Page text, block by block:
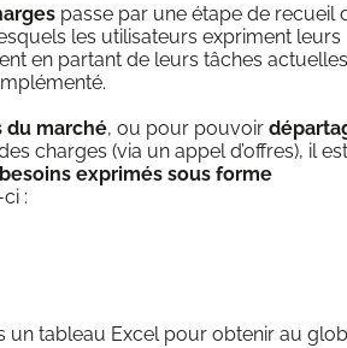
passe par une étape de recueil
les uti­li­sa­teurs expriment leurs
en par­tant de leurs tâches
du mar­ché, ou pour pou­voir
charges (via un appel d’offres), il est
expri­més sous forme
:
un tableau Excel pour obte­nir au